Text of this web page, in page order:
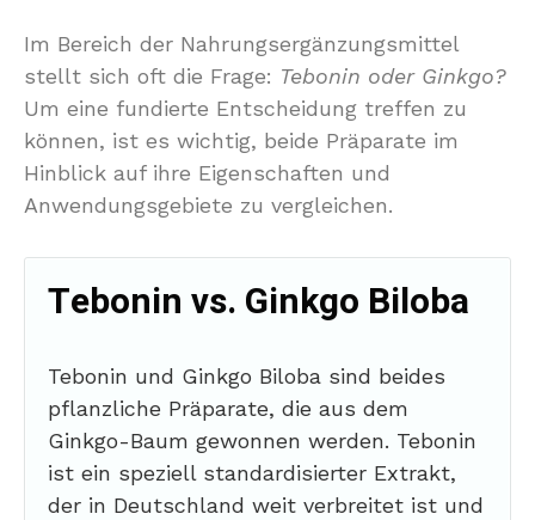
Im Bereich der Nahrungsergänzungsmittel
stellt sich oft die Frage: Tebonin oder Ginkgo?
Um eine fundierte Entscheidung treffen zu
können, ist es wichtig, beide Präparate im
Hinblick auf ihre Eigenschaften und
Anwendungsgebiete zu vergleichen.
Tebonin vs. Ginkgo Biloba
Tebonin und Ginkgo Biloba sind beides
pflanzliche Präparate, die aus dem
Ginkgo-Baum gewonnen werden. Tebonin
ist ein speziell standardisierter Extrakt,
der in Deutschland weit verbreitet ist und